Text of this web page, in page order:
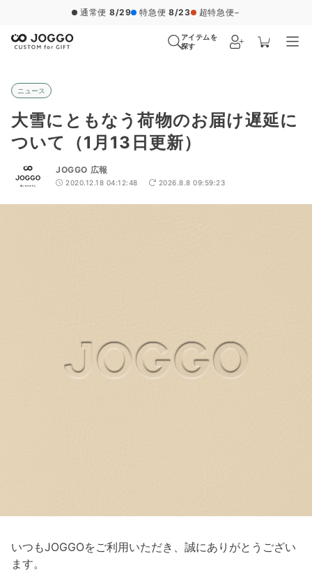
通常便 8/29 特急便 8/23 超特急便−
アイテムを
探す
ニュース
大雪にともなう荷物のお届け遅延に
ついて（1月13日更新）
JOGGO 広報
2020.12.18 04:12:48 2026.8.8 09:59:23
いつもJOGGOをご利用いただき、誠にありがとうござい
ます。